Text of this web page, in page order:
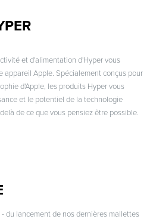
et d'alimentation d'Hyper vous
appareil Apple. Spécialement conçus pour
d'Apple, les produits Hyper vous
et le potentiel de la technologie
de ce que vous pensiez être possible.
du lancement de nos dernières mallettes